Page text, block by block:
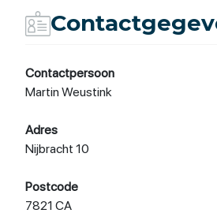
Contactpersoon
Martin Weustink
Adres
Nijbracht 10
Postcode
7821 CA